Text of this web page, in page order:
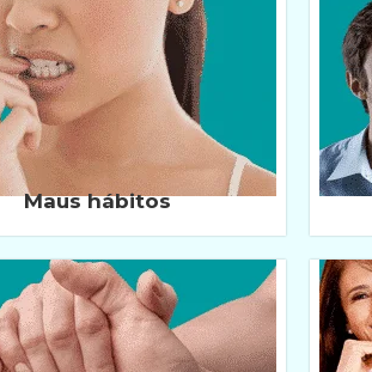
Maus hábitos